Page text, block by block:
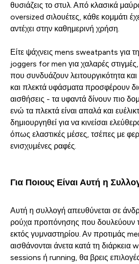
θυσιάζεις το στυλ. Από κλασικά
oversized σιλουέτες, κάθε κομμάτι
αντέχει στην καθημερινή χρήση.
Είτε ψάχνεις mens sweatpants για τη
joggers for men για χαλαρές στιγμές,
που συνδυάζουν λειτουργικότητα
και πλεκτά υφάσματα προσφέρουν
αισθήσεις - τα υφαντά δίνουν πιο
ενώ τα πλεκτά είναι απαλά και
δημιουργηθεί για να κινείσαι
όπως ελαστικές μέσες, τσέπες με
ενισχυμένες ραφές.
Για Ποιους Είναι Αυτή η
Αυτή η συλλογή απευθύνεται σε
ρούχα προπόνησης που δουλεύουν
εκτός γυμναστηρίου. Αν προτιμάς
αισθάνονται άνετα κατά τη
sessions ή running, θα βρεις